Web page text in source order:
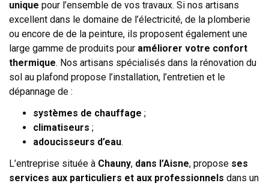
unique pour l’ensemble de vos travaux. Si nos artisans
excellent dans le domaine de l’électricité, de la plomberie
ou encore de de la peinture, ils proposent également une
large gamme de produits pour améliorer votre confort
thermique. Nos artisans spécialisés dans la rénovation du
sol au plafond propose l’installation, l’entretien et le
dépannage de :
systèmes de chauffage ;
climatiseurs ;
adoucisseurs d’eau.
L’entreprise située à Chauny, dans l’Aisne, propose ses
services aux particuliers et aux professionnels dans un